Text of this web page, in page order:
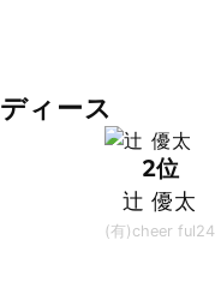
ィース
2位
辻 優太
(有)cheer ful24